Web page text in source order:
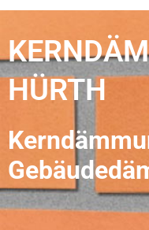
HÜRTH